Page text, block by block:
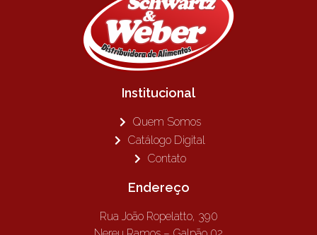
Institucional
Quem Somos
Catálogo Digital
Contato
Endereço
Rua João Ropelatto, 390